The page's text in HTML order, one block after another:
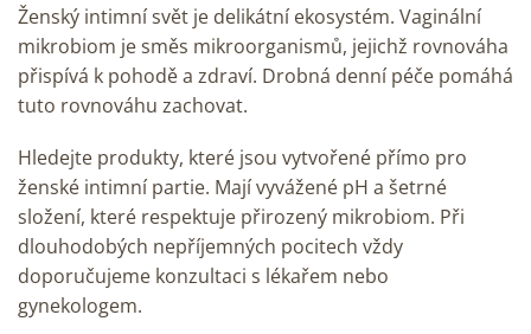
Ženský intimní svět je delikátní ekosystém. Vaginální
mikrobiom je směs mikroorganismů, jejichž rovnováha
přispívá k pohodě a zdraví. Drobná denní péče pomáhá
tuto rovnováhu zachovat.
Hledejte produkty, které jsou vytvořené přímo pro
ženské intimní partie. Mají vyvážené pH a šetrné
složení, které respektuje přirozený mikrobiom. Při
dlouhodobých nepříjemných pocitech vždy
doporučujeme konzultaci s lékařem nebo
gynekologem.